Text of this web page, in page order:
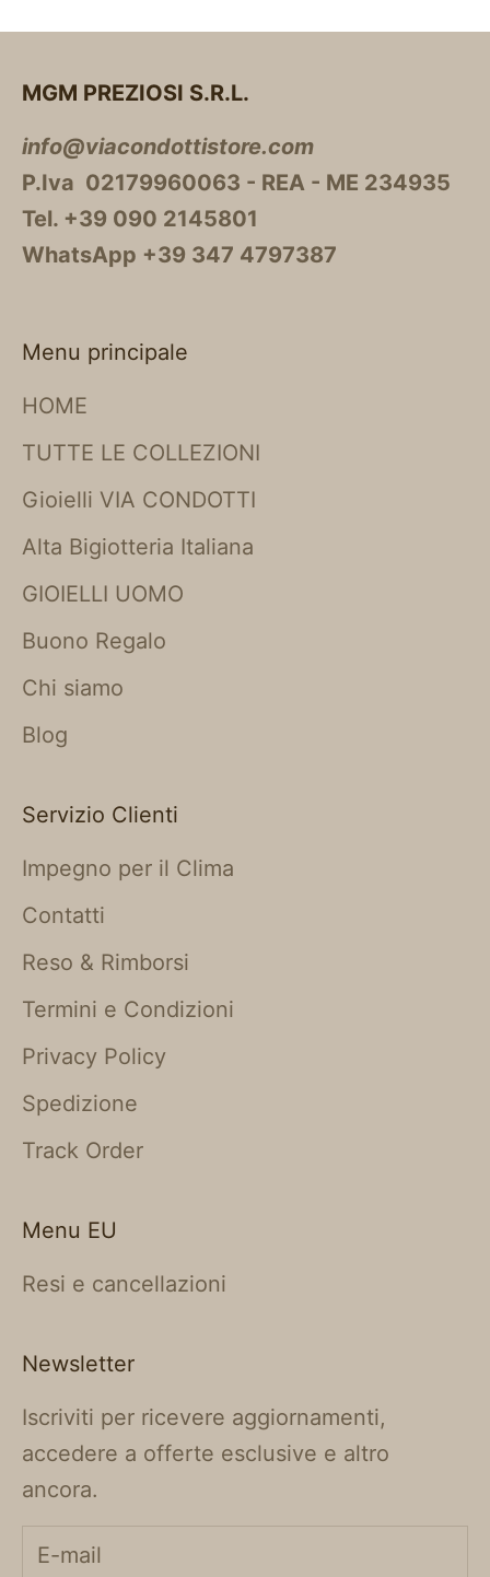
MGM PREZIOSI S.R.L.
info@viacondottistore.com
P.Iva 02179960063 - REA - ME 234935
Tel. +39 090 2145801
WhatsApp +39 347 4797387
Menu principale
HOME
TUTTE LE COLLEZIONI
Gioielli VIA CONDOTTI
Alta Bigiotteria Italiana
GIOIELLI UOMO
Buono Regalo
Chi siamo
Blog
Servizio Clienti
Impegno per il Clima
Contatti
Reso & Rimborsi
Termini e Condizioni
Privacy Policy
Spedizione
Track Order
Menu EU
Resi e cancellazioni
Newsletter
Iscriviti per ricevere aggiornamenti,
accedere a offerte esclusive e altro
ancora.